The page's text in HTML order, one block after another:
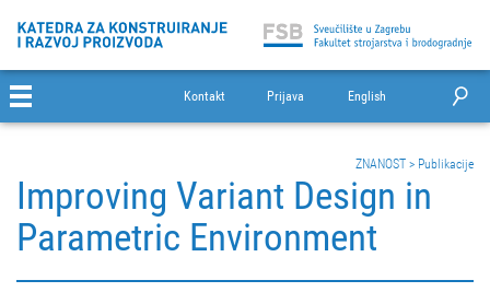
Kontakt Prijava English
ZNANOST > Publikacije
Improving Variant Design in
Parametric Environment